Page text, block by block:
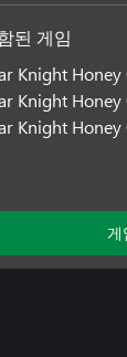
된 게임
Knight Honey
Knight
Knight Honey
게